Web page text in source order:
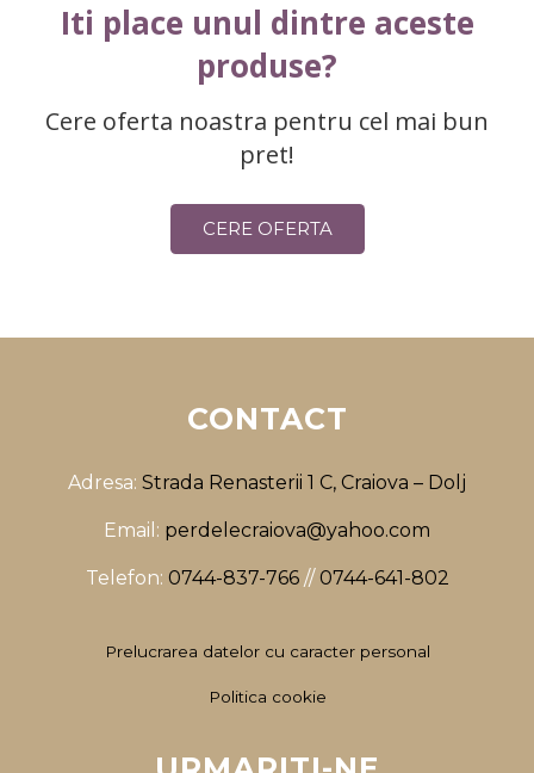
Iti place unul dintre aceste
produse?
Cere oferta noastra pentru cel mai bun
pret!
CERE OFERTA
CONTACT
Adresa: Strada Renasterii 1 C, Craiova – Dolj
Email: perdelecraiova@yahoo.com
Telefon: 0744-837-766//0744-641-802
Prelucrarea datelor cu caracter personal
Politica cookie